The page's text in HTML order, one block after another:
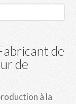
de
de
à la